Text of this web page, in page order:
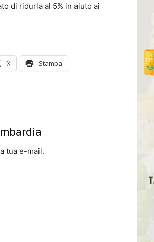
di ridurla al 5% in aiuto ai
X Stampa
tua e-mail.